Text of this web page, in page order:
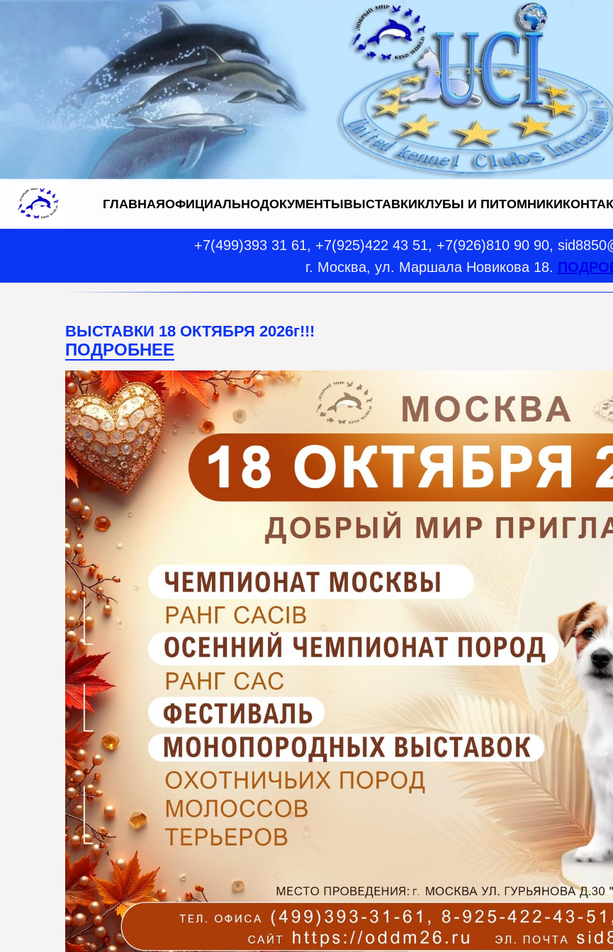
ГЛАВНАЯОФИЦИАЛЬНОДОКУМЕНТЫВЫСТАВКИКЛУБЫ И ПИТОМНИКИ
+7(499)393 31 61, +7(925)422 43 51, +7(926)810 90 90,
г. Москва, ул. Маршала Новикова 18.
ВЫСТАВКИ 18 ОКТЯБРЯ 2026г!!!
ПОДРОБНЕЕ